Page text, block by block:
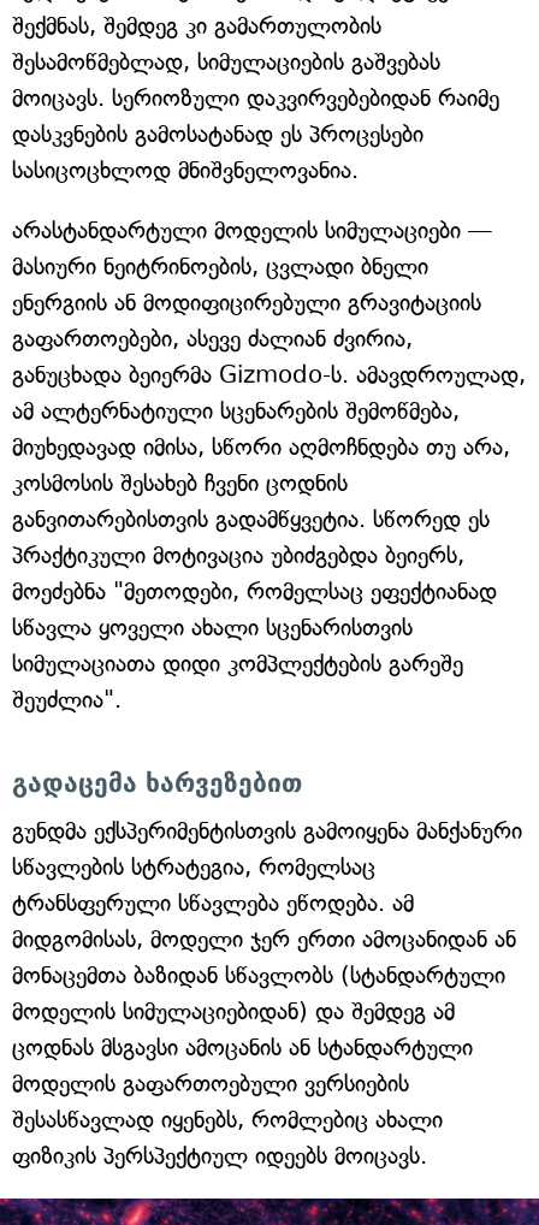
შექმნას, შემდეგ კი გამართულობის
შესამოწმებლად, სიმულაციების გაშვებას
მოიცავს. სერიოზული დაკვირვებებიდან რაიმე
დასკვნების გამოსატანად ეს პროცესები
სასიცოცხლოდ მნიშვნელოვანია.
არასტანდარტული მოდელის სიმულაციები —
მასიური ნეიტრინოების, ცვლადი ბნელი
ენერგიის ან მოდიფიცირებული გრავიტაციის
გაფართოებები, ასევე ძალიან ძვირია,
განუცხადა ბეიერმა Gizmodo-ს. ამავდროულად,
ამ ალტერნატიული სცენარების შემოწმება,
მიუხედავად იმისა, სწორი აღმოჩნდება თუ არა,
კოსმოსის შესახებ ჩვენი ცოდნის
განვითარებისთვის გადამწყვეტია. სწორედ ეს
პრაქტიკული მოტივაცია უბიძგებდა ბეიერს,
მოეძებნა "მეთოდები, რომელსაც ეფექტიანად
სწავლა ყოველი ახალი სცენარისთვის
სიმულაციათა დიდი კომპლექტების გარეშე
შეუძლია".
გადაცემა ხარვეზებით
გუნდმა ექსპერიმენტისთვის გამოიყენა მანქანური
სწავლების სტრატეგია, რომელსაც
ტრანსფერული სწავლება ეწოდება. ამ
მიდგომისას, მოდელი ჯერ ერთი ამოცანიდან ან
მონაცემთა ბაზიდან სწავლობს (სტანდარტული
მოდელის სიმულაციებიდან) და შემდეგ ამ
ცოდნას მსგავსი ამოცანის ან სტანდარტული
მოდელის გაფართოებული ვერსიების
შესასწავლად იყენებს, რომლებიც ახალი
ფიზიკის პერსპექტიულ იდეებს მოიცავს.